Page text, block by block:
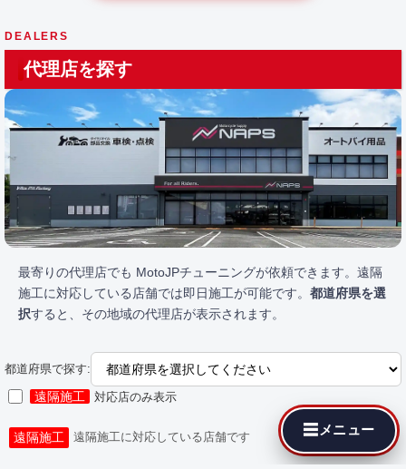
DEALERS
代理店を探す
最寄りの代理店でも MotoJPチューニングが依頼できます。遠隔
施工に対応している店舗では即日施工が可能です。 都道府県を選
択すると、その地域の代理店が表示されます。
都道府県で探す:
遠隔施工 対応店のみ表示
遠隔施工 遠隔施工に対応している店舗です ☰ メニュー